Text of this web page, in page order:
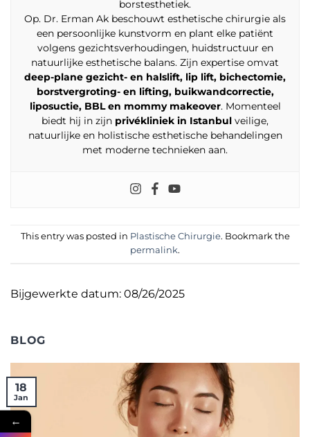
borstesthetiek.
Op. Dr. Erman Ak beschouwt esthetische chirurgie als
een persoonlijke kunstvorm en plant elke patiënt
volgens gezichtsverhoudingen, huidstructuur en
natuurlijke esthetische balans. Zijn expertise omvat
deep-plane gezicht- en halslift, lip lift, bichectomie,
borstvergroting- en lifting, buikwandcorrectie,
liposuctie, BBL en mommy makeover. Momenteel
biedt hij in zijn privékliniek in Istanbul veilige,
natuurlijke en holistische esthetische behandelingen
met moderne technieken aan.
This entry was posted in Plastische Chirurgie. Bookmark the
permalink.
Bijgewerkte datum: 08/26/2025
BLOG
18
Jan
←